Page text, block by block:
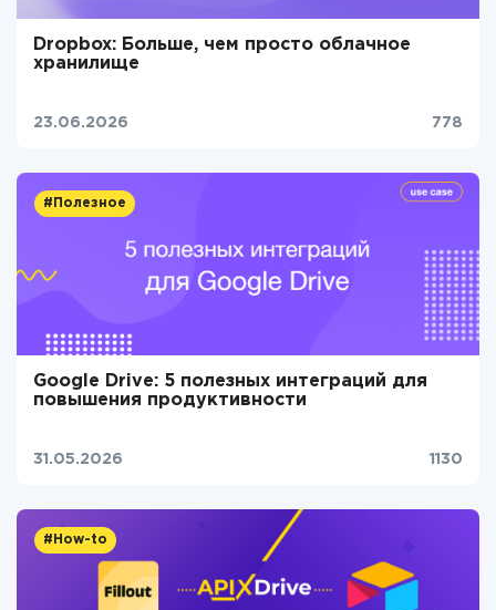
Dropbox: Больше, чем просто облачное
хранилище
23.06.2026 778
#Полезное
Google Drive: 5 полезных интеграций для
повышения продуктивности
31.05.2026 1130
#How-to